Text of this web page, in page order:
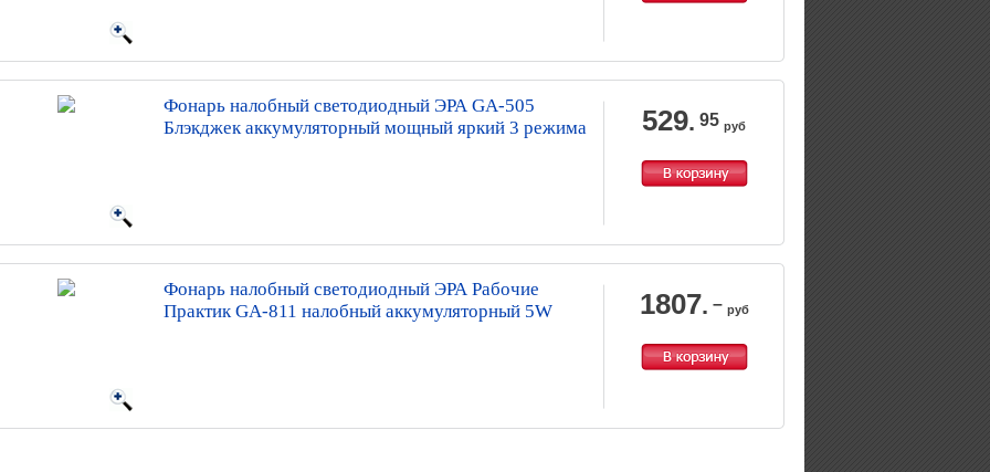
Фонарь налобный светодиодный ЭРА GA-505
Блэкджек аккумуляторный мощный яркий 3 режима
529. 95 руб
Фонарь налобный светодиодный ЭРА Рабочие
Практик GA-811 налобный аккумуляторный 5W
1807. – руб